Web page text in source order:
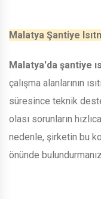
Malatya Şantiye
Malatya'da şantiye
çalışma alanlarının
süresince teknik
olası sorunların
nedenle, şirketin bu
önünde